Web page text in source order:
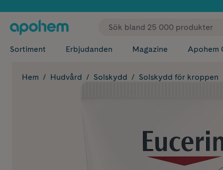
✓
Sortiment Erbjudanden Magazine Apohem
Hem Hudvård Solskydd Solskydd för kroppen